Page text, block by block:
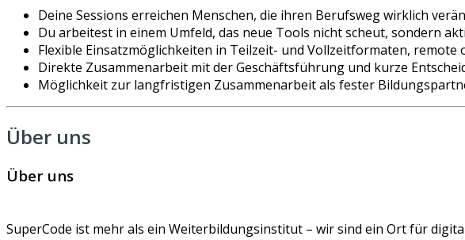
Deine Sessions erreichen Menschen, die ihren Berufsweg wirklich
Du arbeitest in einem Umfeld, das neue Tools nicht scheut, sondern
Flexible Einsatzmöglichkeiten in Teilzeit- und Vollzeitformaten, remote
Direkte Zusammenarbeit mit der Geschäftsführung und kurze
Möglichkeit zur langfristigen Zusammenarbeit als fester
Über uns
Über uns
SuperCode ist mehr als ein Weiterbildungsinstitut – wir sind ein Ort für